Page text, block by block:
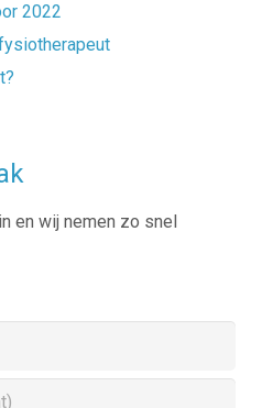
2022
en wij nemen zo snel